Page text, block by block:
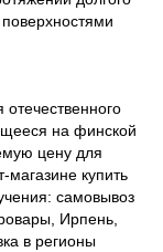
на финской
цену для
магазине купить
самовывоз
Ирпень,
в регионы